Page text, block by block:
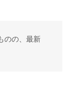
のの、最新